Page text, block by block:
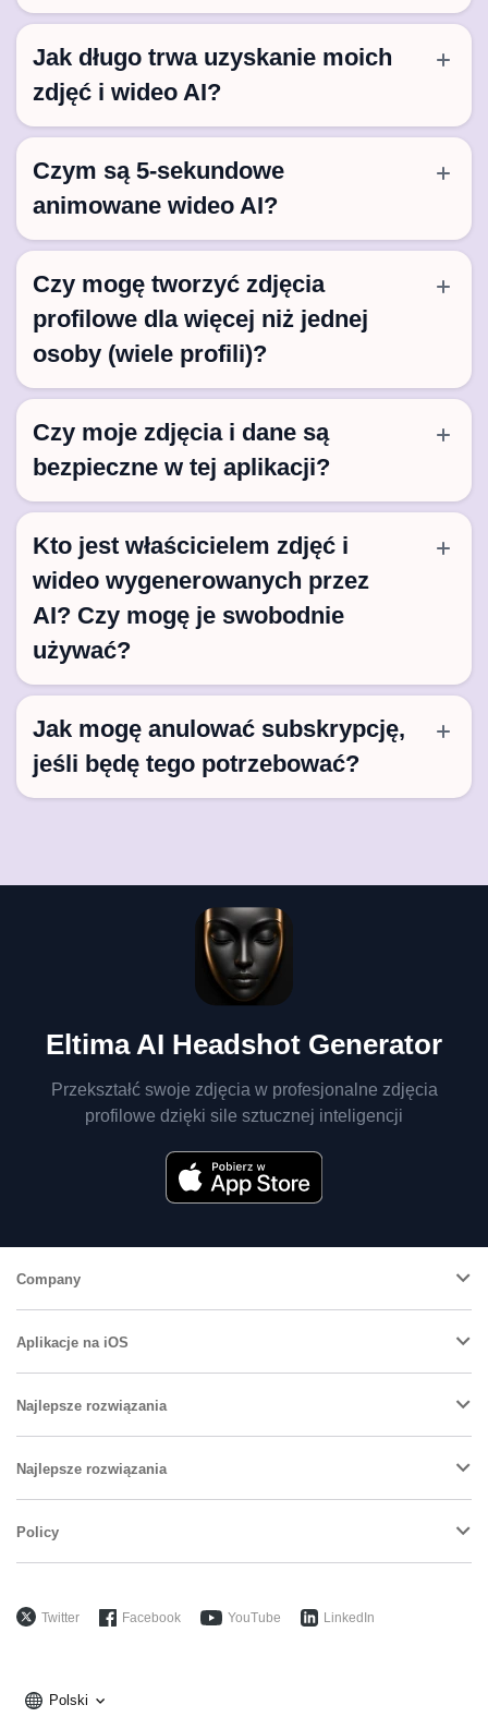
Jak długo trwa uzyskanie moich
zdjęć i wideo AI?
Czym są 5-sekundowe
animowane wideo AI?
Czy mogę tworzyć zdjęcia
profilowe dla więcej niż jednej
osoby (wiele profili)?
Czy moje zdjęcia i dane są
bezpieczne w tej aplikacji?
Kto jest właścicielem zdjęć i
wideo wygenerowanych przez
AI? Czy mogę je swobodnie
używać?
Jak mogę anulować subskrypcję,
jeśli będę tego potrzebować?
Eltima AI Headshot Generator
Przekształć swoje zdjęcia w profesjonalne zdjęcia
profilowe dzięki sile sztucznej inteligencji
Company
Aplikacje na iOS
Najlepsze rozwiązania
Najlepsze rozwiązania
Policy
Twitter Facebook YouTube LinkedIn
Polski